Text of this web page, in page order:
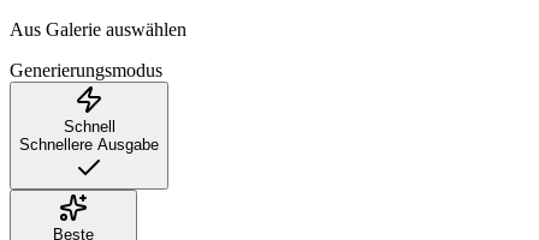
Aus Galerie auswählen
Generierungsmodus
Schnell
Schnellere Ausgabe
Beste